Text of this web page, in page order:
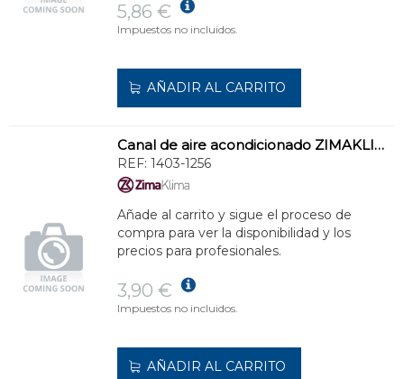
5,86 €
Impuestos no incluidos.
AÑADIR AL CARRITO
Canal de aire acondicionado ZIMAKLIMA 1403-1256 ancha de uso versátil
REF: 1403-1256
Añade al carrito y sigue el proceso de
compra para ver la disponibilidad y los
precios para profesionales.
3,90 €
Impuestos no incluidos.
AÑADIR AL CARRITO